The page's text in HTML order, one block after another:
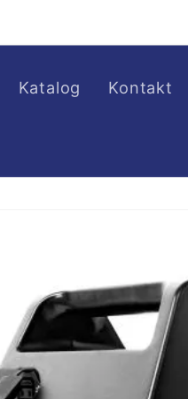
Katalog Kontakt